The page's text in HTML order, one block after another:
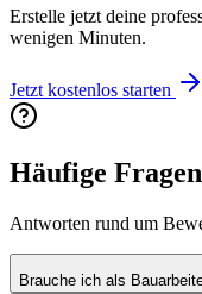
Erstelle jetzt deine
wenigen Minuten.
Jetzt kostenlos starten
Häufige Fragen
Antworten rund um
Brauche ich als